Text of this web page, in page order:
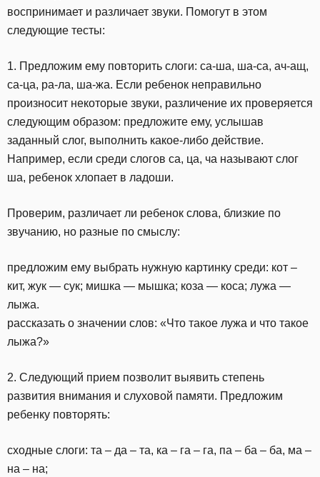
воспринимает и различает звуки. Помогут в этом
следующие тесты:
1. Предложим ему повторить слоги: са-ша, ша-са, ач-ащ,
са-ца, ра-ла, ша-жа. Если ребенок неправильно
произносит некоторые звуки, различение их проверяется
следующим образом: предложите ему, услышав
заданный слог, выполнить какое-либо действие.
Например, если среди слогов са, ца, ча называют слог
ша, ребенок хлопает в ладоши.
Проверим, различает ли ребенок слова, близкие по
звучанию, но разные по смыслу:
предложим ему выбрать нужную картинку среди: кот –
кит, жук — сук; мишка — мышка; коза — коса; лужа —
лыжа.
рассказать о значении слов: «Что такое лужа и что такое
лыжа?»
2. Следующий прием позволит выявить степень
развития внимания и слуховой памяти. Предложим
ребенку повторять:
сходные слоги: та – да – та, ка – га – га, па – ба – ба, ма –
на – на;